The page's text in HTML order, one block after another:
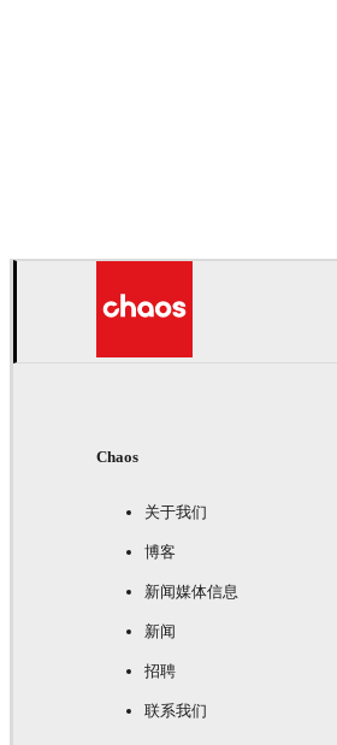
Chaos
关于我们
博客
新闻媒体信息
新闻
招聘
联系我们